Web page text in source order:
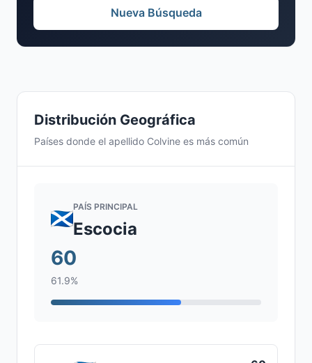
Distribución Geográfica
Países donde el apellido Colvine es más común
PAÍS PRINCIPAL
Escocia
60
61.9%
Nueva Búsqueda